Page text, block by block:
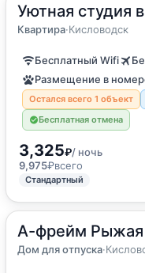
Уютная студия
Квартира·Кисловодск
16м2 ·1 гость
Квартира
Бесплатный Wifi
Размещение в
Остался всего 1 объект
Бесплатная отмена
3,325₽/ ночь
9,975₽всего
Стандартный
А-фрейм Рыжая
Дом для отпуска·
60м2·до 5 гостей